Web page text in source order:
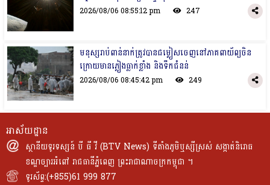
2026/08/06 08:55:12 pm 247
មនុស្សរាប់ពាន់នាក់ត្រូវបានជម្លៀសចេញនៅភាគពាយ័ព្យចិន
ក្រោយ​មានភ្លៀងធ្លាក់ខ្លាំង និងទឹកជំនន់
2026/08/06 08:45:42 pm 249
អាស័យដ្ឋាន
ស្ថានីយទូរទស្សន៍ បី ធី វី (BTV News) ទីតាំងភូមិឬស្សីស្រស់ សង្កាត់និរោធ
ខណ្ឌច្បារអំពៅ រាជធានីភ្នំពេញ ព្រះរាជាណាចក្រកម្ពុជា ។
ទូរស័ព្ទ:(+855)61 999 877